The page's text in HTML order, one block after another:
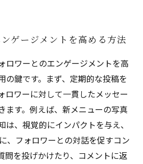
ゲージメントを高める方法
ロワーとのエンゲージメントを高
の鍵です。まず、定期的な投稿を
ロワーに対して一貫したメッセー
ます。例えば、新メニューの写真
は、視覚的にインパクトを与え、
、フォロワーとの対話を促すコン
問を投げかけたり、コメントに返